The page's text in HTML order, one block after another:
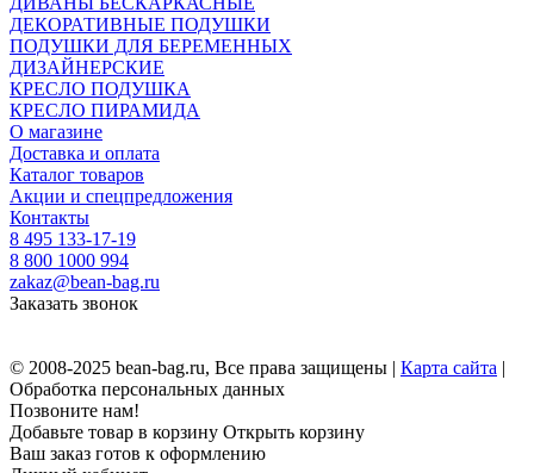
ДЕКОРАТИВНЫЕ ПОДУШКИ
ПОДУШКИ ДЛЯ БЕРЕМЕННЫХ
ДИЗАЙНЕРСКИЕ
КРЕСЛО ПОДУШКА
КРЕСЛО ПИРАМИДА
О магазине
Доставка и оплата
Каталог товаров
Акции и спецпредложения
Контакты
8 495 133-17-19
8 800 1000 994
zakaz@bean-bag.ru
Заказать звонок
© 2008-2025 bean-bag.ru, Все права защищены | Карта сайта |
Обработка персональных данных
Позвоните нам!
Добавьте товар в корзину Открыть корзину
Ваш заказ готов к оформлению